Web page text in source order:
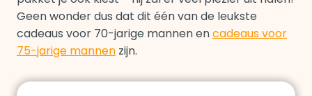
Geen wonder dus dat dit één van de leukste
cadeaus voor 70-jarige mannen encadeaus voor
75-jarige mannen zijn.